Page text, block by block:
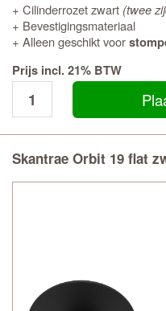
+ Cilinderrozet zwart (twee
+ Bevestigingsmateriaal
+ Alleen geschikt voor
Prijs incl. 21% BTW
Skantrae Orbit 19 flat